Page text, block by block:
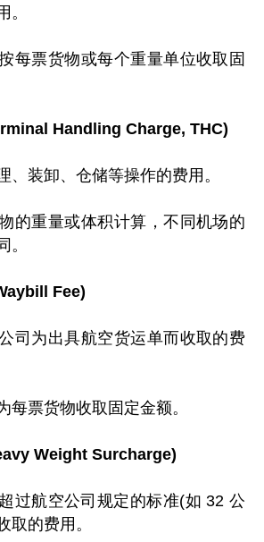
。
每票货物或每个重量单位收取固
Handling Charge, THC)
、装卸、仓储等操作的费用。
的重量或体积计算，不同机场的
。
Fee)
司为出具航空货运单而收取的费
每票货物收取固定金额。
Weight Surcharge)
过航空公司规定的标准(如 32 公
取的费用。